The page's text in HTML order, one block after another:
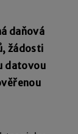
daňová
žádosti
datovou